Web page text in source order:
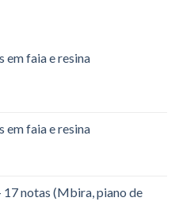
em faia e resina
em faia e resina
notas (Mbira, piano de